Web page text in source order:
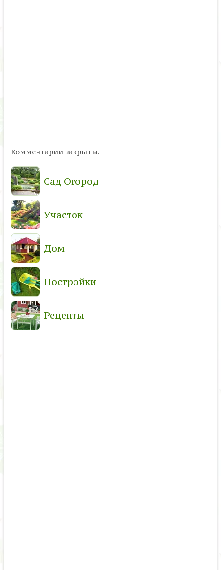
Комментарии закрыты.
Сад Огород
Участок
Дом
Постройки
Рецепты